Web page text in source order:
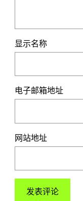
显示名称
电子邮箱地址
网站地址